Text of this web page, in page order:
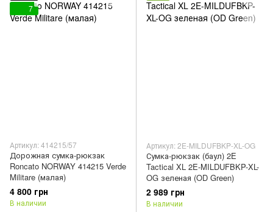
7
Артикул: 414215/57
Дорожная сумка-рюкзак
Roncato NORWAY 414215 Verde
Militare (малая)
4 800 грн
В наличии
Артикул: 2E-MILDUFBKP-XL-OG
Сумка-рюкзак (баул) 2E
Tactical XL 2E-MILDUFBKP-XL-
OG зеленая (OD Green)
2 989 грн
В наличии